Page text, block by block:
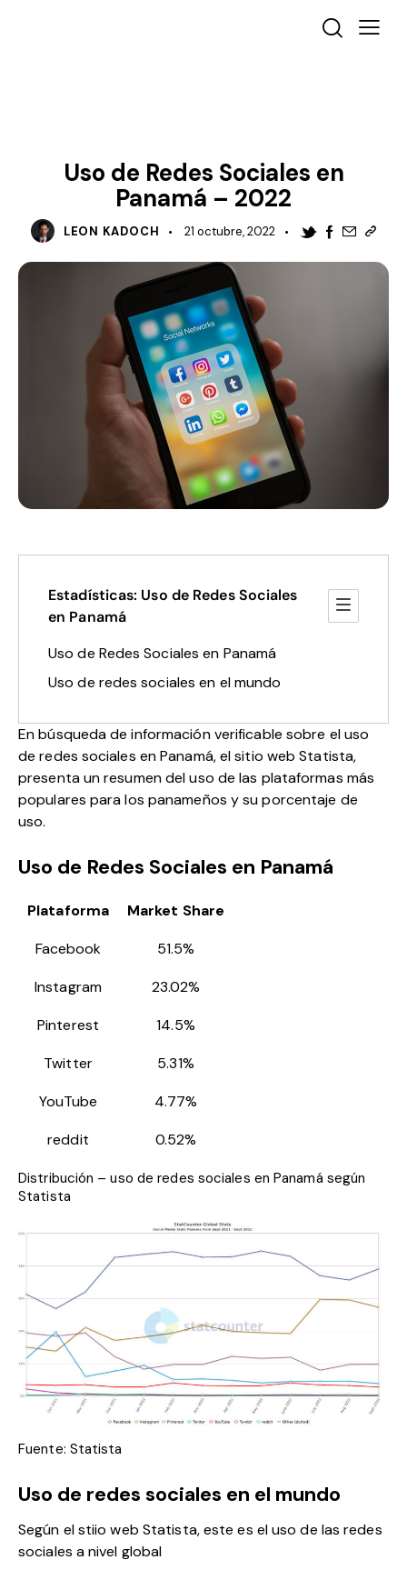
Uso de Redes Sociales en
Panamá – 2022
LEON KADOCH 21 octubre, 2022
Estadísticas: Uso de Redes Sociales
en Panamá
Uso de Redes Sociales en Panamá
Uso de redes sociales en el mundo
En búsqueda de información verificable sobre el uso
de redes sociales en Panamá, el sitio webStatista,
presenta un resumen del uso de las plataformas más
populares para los panameños y su porcentaje de
uso.
Uso de Redes Sociales en Panamá
Plataforma
Market Share
Facebook
51.5%
Instagram
23.02%
Pinterest
14.5%
Twitter
5.31%
YouTube
4.77%
reddit
0.52%
Distribución – uso de redes sociales en Panamá según
Statista
Fuente: Statista
Uso de redes sociales en el mundo
Según el stiio web Statista, este es el uso de las redes
sociales a nivel global